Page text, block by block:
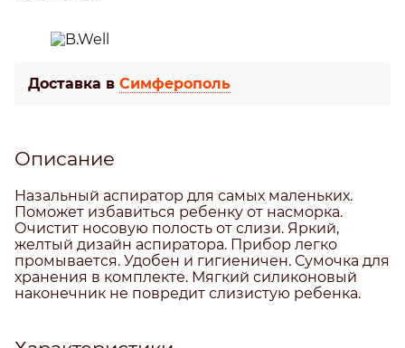
Доставка в Симферополь
Описание
Назальный аспиратор для самых маленьких.
Поможет избавиться ребенку от насморка.
Очистит носовую полость от слизи. Яркий,
желтый дизайн аспиратора. Прибор легко
промывается. Удобен и гигиеничен. Сумочка для
хранения в комплекте. Мягкий силиконовый
наконечник не повредит слизистую ребенка.